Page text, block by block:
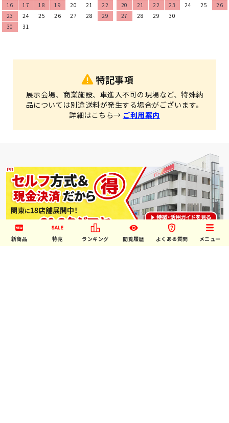
16
17 18 19 20 21
22
23
24 25 26 27 28
29
30
31
20
21 22 23 24 25
26
27
28 29 30
特記事項
展示会場、商業施設、車進入不可の現場など、特殊納
品については別途送料が発生する場合がございます。
詳細はこちら→ ご利用案内
新商品 特売 ランキング 閲覧履歴 よくある質問 メニュー
↑ご利用には店頭での会員登録が必要です。